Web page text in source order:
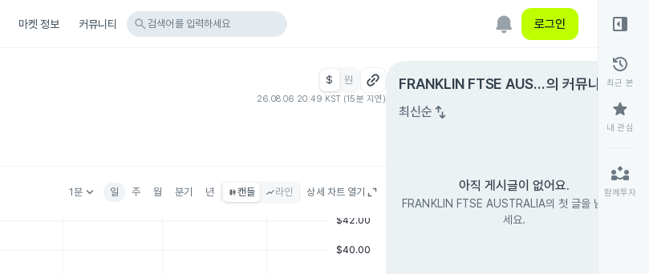
마켓 정보 커뮤니티 search 검색어를 입력하세요 로그인
$ 원
26.08.06 20:49 KST (15분 지연)
1분keyboard_arrow_down 일 주 월 분기 년 캔들 라인 상세 차트 열기
FRANKLIN FTSE AUST
RALIA
의 커뮤니티expand_circle_right
최신순 swap_vert
아직 게시글이 없어요.
FRANKLIN FTSE AUSTRALIA의 첫 글을 남겨 보
세요.
right_panel_open
history
최근 본
star
내 관심
partner_exchange
함께투자